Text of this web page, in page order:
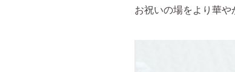
お祝いの場をより華や